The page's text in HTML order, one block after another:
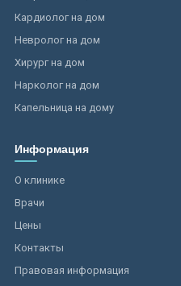
Кардиолог на дом
Невролог на дом
Хирург на дом
Нарколог на дом
Капельница на дому
Информация
О клинике
Врачи
Цены
Контакты
Правовая информация